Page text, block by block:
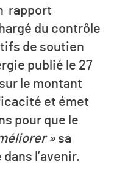
rapport
du contrôle
de soutien
publié le 27
le montant
et émet
pour que le
» sa
l’avenir.